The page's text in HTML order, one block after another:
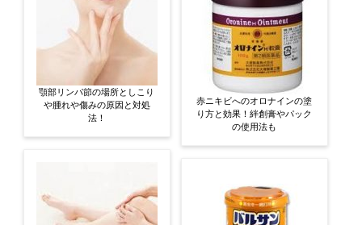
顎部リンパ節の場所としこり
や腫れや傷みの原因と対処
法！
赤ニキビへのオロナインの塗
り方と効果！絆創膏やパック
の使用法も